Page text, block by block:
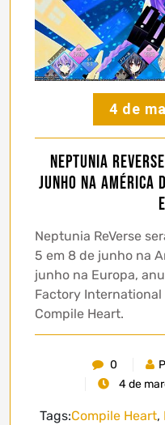
4 de
Neptunia
junho na América
Neptunia ReVerse
5 em 8 de junho na
junho na Europa,
Factory
Compile Heart.
0
4 de
Tags:Compile Heart,